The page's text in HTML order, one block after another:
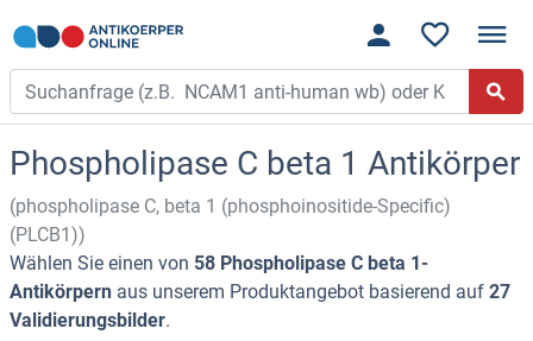
Phospholipase C beta 1 Antikörper
(phospholipase C, beta 1 (phosphoinositide-Specific)
(PLCB1))
Wählen Sie einen von 58 Phospholipase C beta 1-
Antikörpern aus unserem Produktangebot basierend auf 27
Validierungsbilder.